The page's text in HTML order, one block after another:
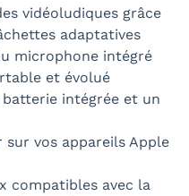
vidéoludiques grâce
adaptatives
microphone intégré
et évolué
intégrée et un
sur vos appareils Apple
compatibles avec la